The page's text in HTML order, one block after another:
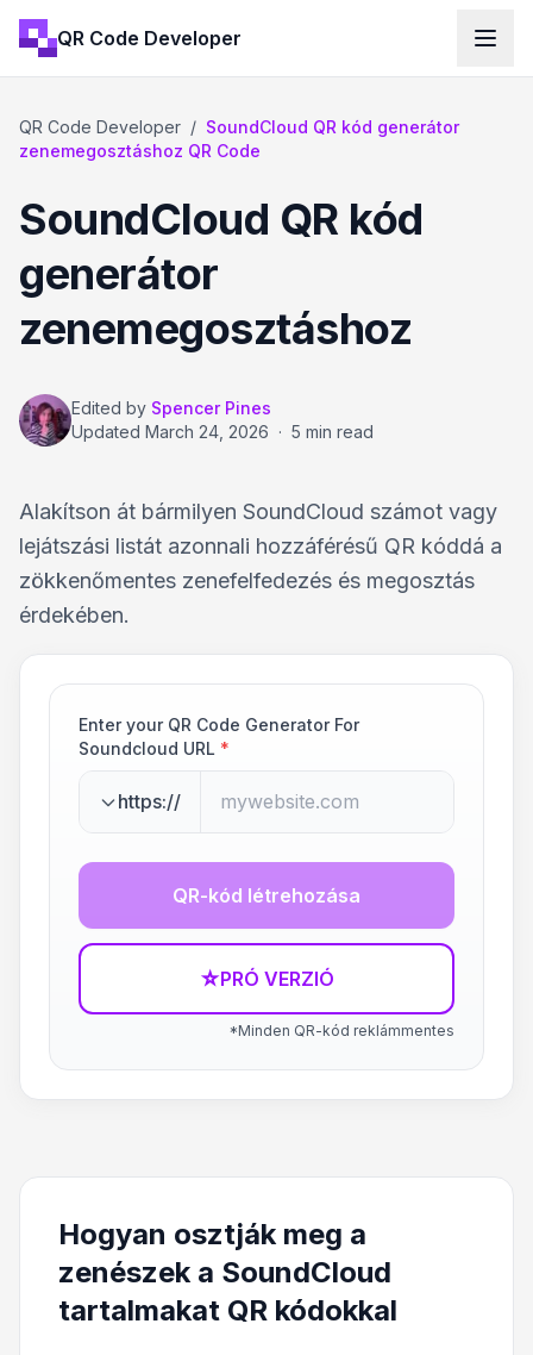
QR Code Developer
QR Code Developer / SoundCloud QR kód generátor
zenemegosztáshoz QR Code
SoundCloud QR kód
generátor
zenemegosztáshoz
Edited by Spencer Pines
Updated March 24, 2026 · 5 min read
Alakítson át bármilyen SoundCloud számot vagy
lejátszási listát azonnali hozzáférésű QR kóddá a
zökkenőmentes zenefelfedezés és megosztás
érdekében.
Enter your QR Code Generator For
Soundcloud URL *
https://
QR-kód létrehozása
☆PRÓ VERZIÓ
*Minden QR-kód reklámmentes
Hogyan osztják meg a
zenészek a SoundCloud
tartalmakat QR kódokkal